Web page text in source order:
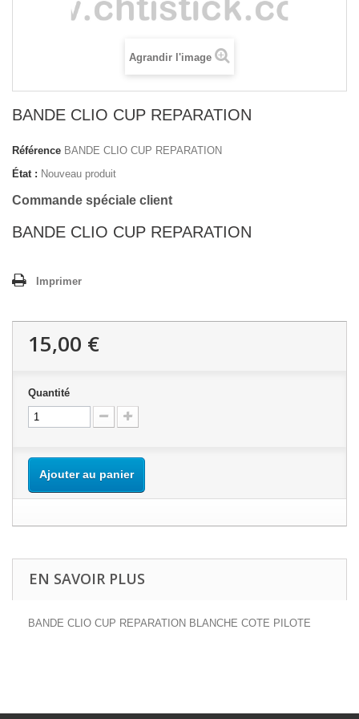
Agrandir l'image
BANDE CLIO CUP REPARATION
Référence BANDE CLIO CUP REPARATION
État : Nouveau produit
Commande spéciale client
BANDE CLIO CUP REPARATION
Imprimer
15,00 €
Quantité
Ajouter au panier
EN SAVOIR PLUS
BANDE CLIO CUP REPARATION BLANCHE COTE PILOTE